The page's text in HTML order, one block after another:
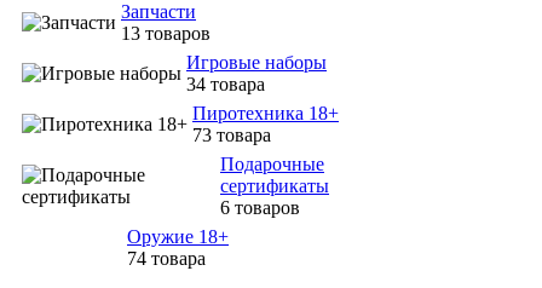
Запчасти
13 товаров
Игровые наборы
34 товара
Пиротехника 18+
73 товара
Подарочные
сертификаты
6 товаров
Оружие 18+
74 товара